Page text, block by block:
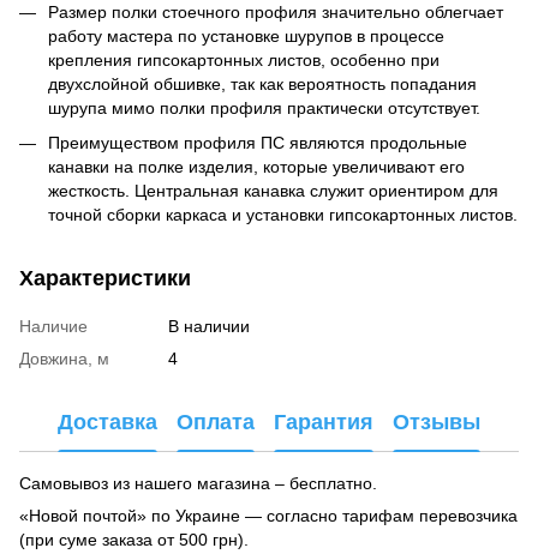
Размер полки стоечного профиля значительно облегчает
работу мастера по установке шурупов в процессе
крепления гипсокартонных листов, особенно при
двухслойной обшивке, так как вероятность попадания
шурупа мимо полки профиля практически отсутствует.
Преимуществом профиля ПС являются продольные
канавки на полке изделия, которые увеличивают его
жесткость. Центральная канавка служит ориентиром для
точной сборки каркаса и установки гипсокартонных листов.
Характеристики
Наличие
В наличии
Довжина, м
4
Доставка Оплата Гарантия Отзывы
Самовывоз из нашего магазина – бесплатно.
«Новой почтой» по Украине — согласно тарифам перевозчика
(при суме заказа от 500 грн).